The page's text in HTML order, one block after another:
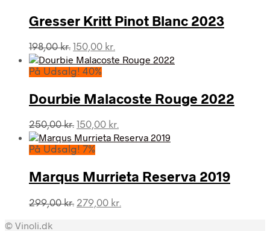
193,00 kr..150,00 kr..
Gresser Kritt Pinot Blanc 2023
198,00kr. Den
oprindelige
pris
198,00 kr..
150,00 kr.
aktuelle
150,00 kr..
På Udsalg! 40%
Dourbie Malacoste Rouge 2022
250,00kr. Den
oprindelige
pris
250,00 kr..
150,00 kr.
aktuelle
150,00 kr..
På Udsalg! 7%
Marqus Murrieta Reserva 2019
299,00kr. Den
279,00 kr.
© Vinoli.dk